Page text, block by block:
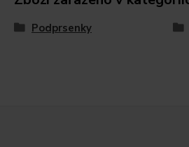
Podprsenky